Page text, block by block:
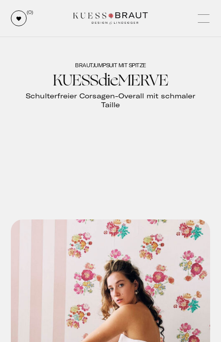
(0)
BRAUTJUMPSUIT MIT SPITZE
KUESSdieMERVE
Schulterfreier Corsagen-Overall mit schmaler
Taille